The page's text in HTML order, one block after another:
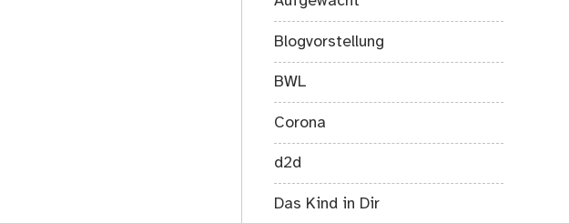
Blogvorstellung
BWL
Corona
d2d
Das Kind in Dir